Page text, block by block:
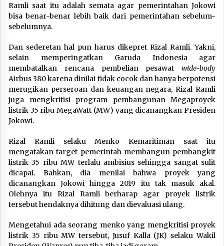
Ramli saat itu adalah semata agar pemerintahan Jokowi
bisa benar-benar lebih baik dari pemerintahan sebelum-
sebelumnya.
Dan sederetan hal pun harus dikepret Rizal Ramli. Yakni,
selain memperingatkan Garuda Indonesia agar
membatalkan rencana pembelian pesawat wide-body
Airbus 380 karena dinilai tidak cocok dan hanya berpotensi
merugikan perseroan dan keuangan negara, Rizal Ramli
juga mengkritisi program pembangunan Megaproyek
listrik 35 ribu MegaWatt (MW) yang‎ dicanangkan Presiden
Jokowi.
Rizal Ramli selaku Menko Kemaritiman saat itu
mengatakan target pemerintah membangun pembangkit
listrik 35 ribu MW terlalu ambisius sehingga sangat sulit
dicapai. Bahkan, dia menilai bahwa proyek yang
dicanangkan Jokowi hingga 2019 itu tak masuk akal.
Olehnya itu Rizal Ramli berharap agar proyek listrik
tersebut hendaknya dihitung dan dievaluasi ulang.
Mengetahui ada seorang menko yang mengkritisi proyek
listrik 35 ribu MW tersebut, Jusuf Kalla (JK) selaku Wakil